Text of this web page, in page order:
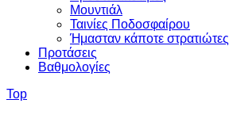
Μουντιάλ
Ταινίες Ποδοσφαίρου
Ήμασταν κάποτε στρατιώτες
Προτάσεις
Βαθμολογίες
Top